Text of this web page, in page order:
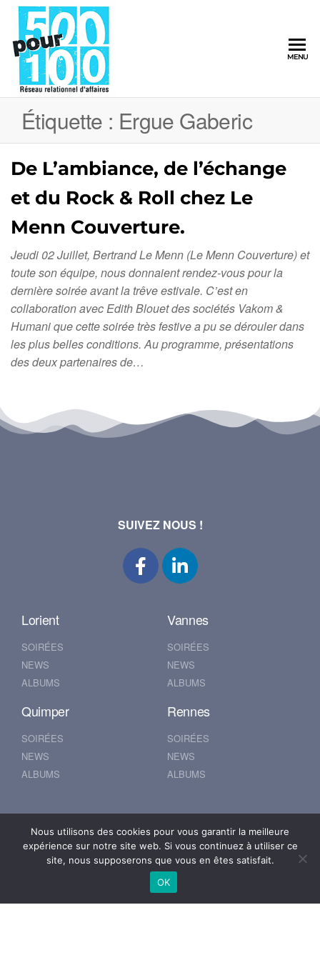
MENU
Étiquette : Ergue Gaberic
De L’ambiance, de l’échange
et du Rock & Roll chez Le
Menn Couverture.
Jeudi 02 Juillet, Bertrand Le Menn (Le Menn Couverture) et
toute son équipe, nous donnaient rendez-vous pour la
dernière soirée avant la trêve estivale. C’est en
collaboration avec Edith Blouet des sociétés Vakom &
Humani que cette soirée très festive a pu se dérouler dans
les plus belles conditions. Au programme, présentations
des deux partenaires de…
SUIVEZ NOUS !
Lorient
SOIRÉES
NEWS
ALBUMS
Vannes
SOIRÉES
NEWS
ALBUMS
Quimper
SOIRÉES
NEWS
ALBUMS
Rennes
SOIRÉES
NEWS
ALBUMS
Nantes
SOIRÉES
SOIRÉES
NEWS
ALBUMS
Nous utilisons des cookies pour vous garantir la meilleure
expérience sur notre site web. Si vous continuez à utiliser ce
site, nous supposerons que vous en êtes satisfait.
OK